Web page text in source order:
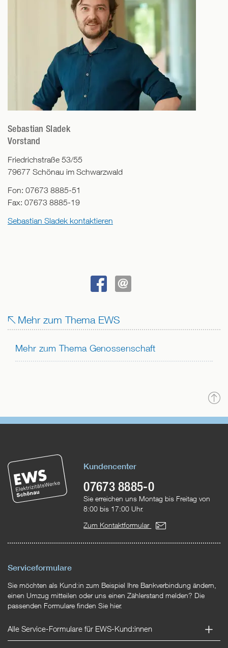
Sebastian Sladek
Vorstand
Friedrichstraße 53/55
79677 Schönau im Schwarzwald
Fon: 07673 8885-51
Fax: 07673 8885-19
Sebastian Sladek kontaktieren
TEILEN
Mehr zum Thema EWS
Mehr zum Thema Genossenschaft
Kundencenter
07673 8885-0
Sie erreichen uns Montag bis Freitag von
8:00 bis 17:00 Uhr.
Zum Kontaktformular
Serviceformulare
Sie möchten als Kund:in zum Beispiel Ihre Bankverbindung ändern,
einen Umzug mitteilen oder uns einen Zählerstand melden? Die
passenden Formulare finden Sie hier.
Alle Service-Formulare für EWS-Kund:innen